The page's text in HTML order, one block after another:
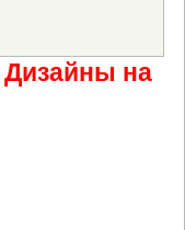
Дизайны на